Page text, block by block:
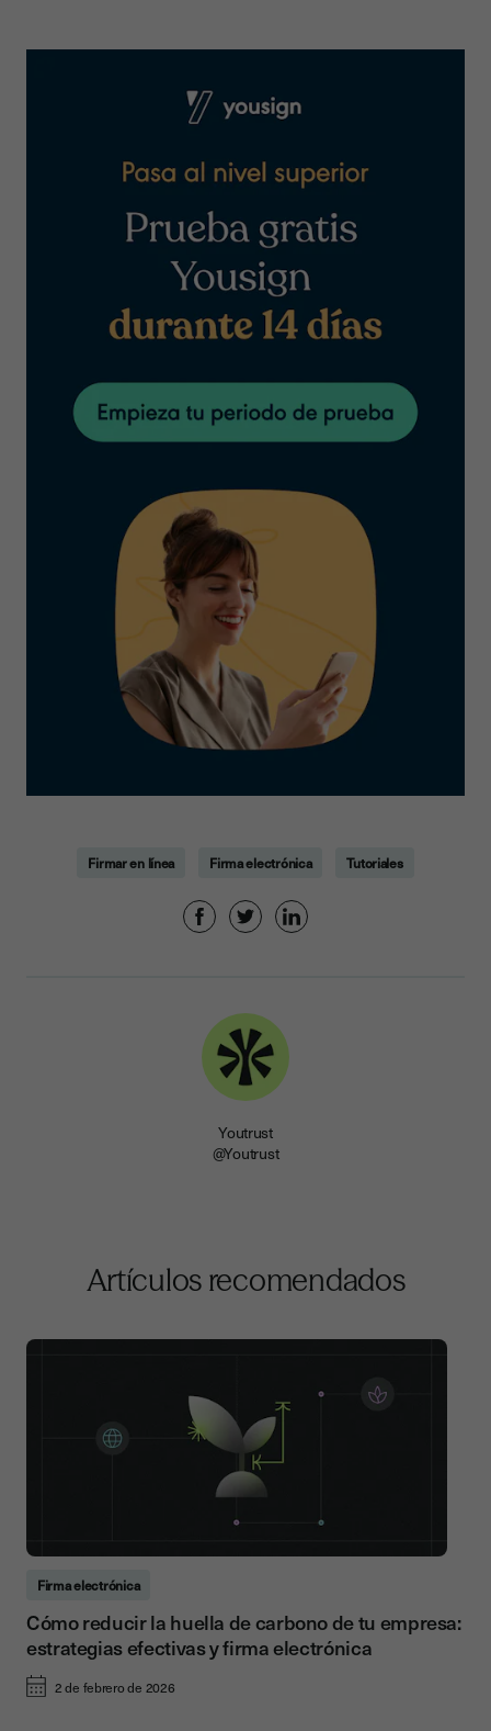
Firmar en línea Firma electrónica Tutoriales
Youtrust
@Youtrust
Artículos recomendados
Firma electrónica
Cómo reducir la huella de carbono de tu empresa:
estrategias efectivas y firma electrónica
2 de febrero de 2026